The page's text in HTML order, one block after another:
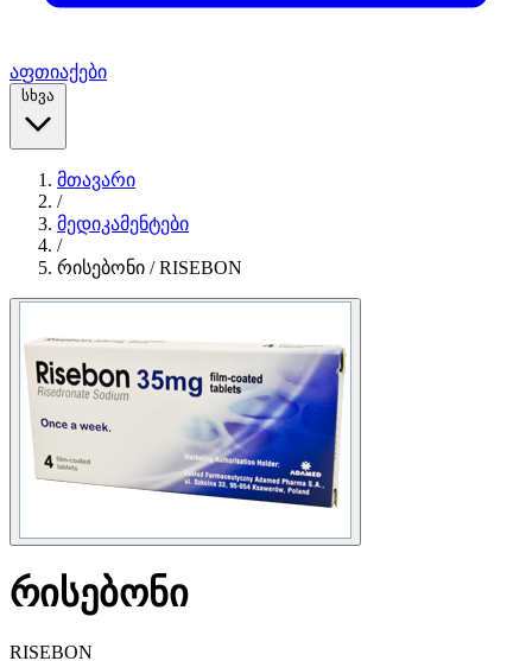
აფთიაქები
სხვა
მთავარი
/
მედიკამენტები
/
რისებონი / RISEBON
რისებონი
RISEBON